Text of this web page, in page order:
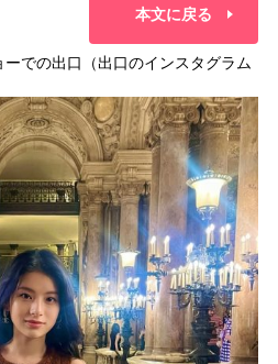
本文に戻る
での出口（出口のインスタグラム